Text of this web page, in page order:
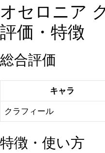
オセロニア
評価・特徴
総合評価
キャラ
クラフィール
特徴・使い方